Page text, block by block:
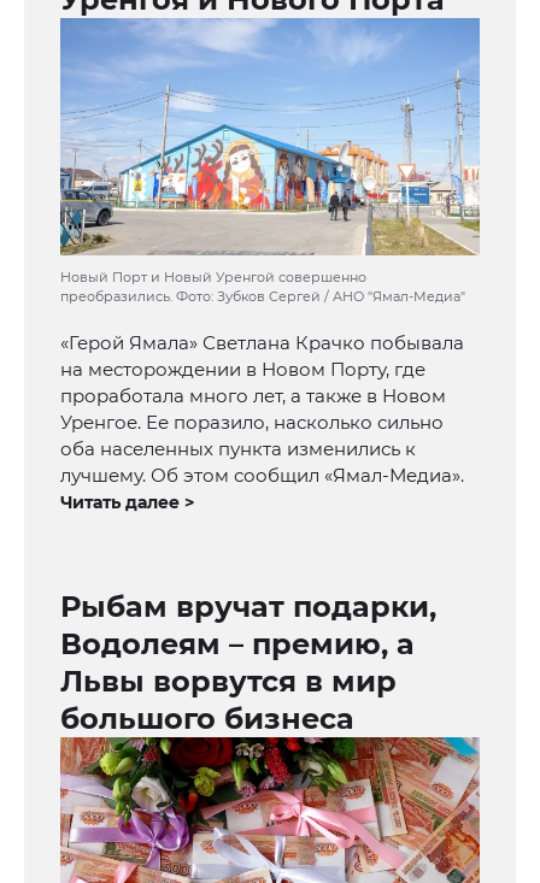
Новый Порт и Новый Уренгой совершенно
преобразились. Фото: Зубков Сергей / АНО "Ямал-Медиа"
«Герой Ямала» Светлана Крачко побывала
на месторождении в Новом Порту, где
проработала много лет, а также в Новом
Уренгое. Ее поразило, насколько сильно
оба населенных пункта изменились к
лучшему. Об этом сообщил «Ямал-Медиа».
Читать далее >
Рыбам вручат подарки,
Водолеям – премию, а
Львы ворвутся в мир
большого бизнеса